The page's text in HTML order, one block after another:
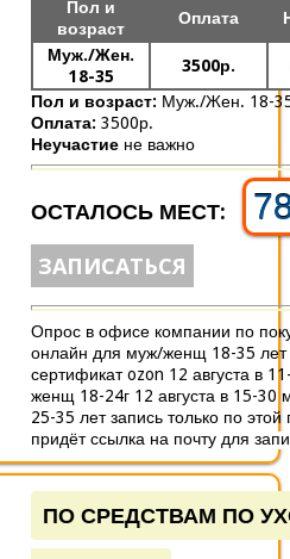
Пол и
возраст
Оплата
Муж./Жен.
18-35
3500р.
Пол и возраст: Муж./Жен. 18-
Оплата: 3500р.
Неучастие не важно
ОСТАЛОСЬ МЕСТ:
ЗАПИСАТЬСЯ
Опрос в офисе компании по
онлайн для муж/женщ 18-35 лет
сертификат ozon 12 августа в
женщ 18-24г 12 августа в 15-
25-35 лет запись только по этой
придёт ссылка на почту для
ПО СРЕДСТВАМ ПО